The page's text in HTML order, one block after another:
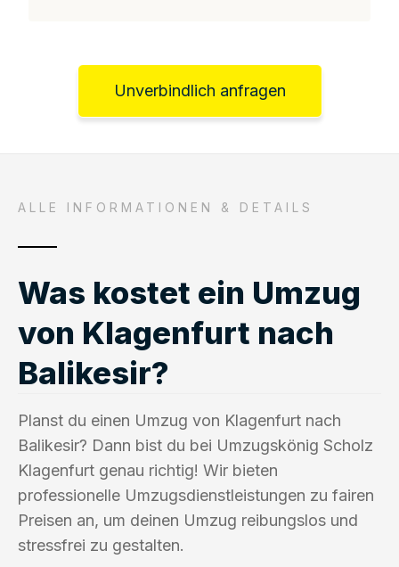
Unverbindlich anfragen
ALLE INFORMATIONEN & DETAILS
Was kostet ein Umzug
von Klagenfurt nach
Balikesir?
Planst du einen Umzug von Klagenfurt nach
Balikesir? Dann bist du bei Umzugskönig Scholz
Klagenfurt genau richtig! Wir bieten
professionelle Umzugsdienstleistungen zu fairen
Preisen an, um deinen Umzug reibungslos und
stressfrei zu gestalten.